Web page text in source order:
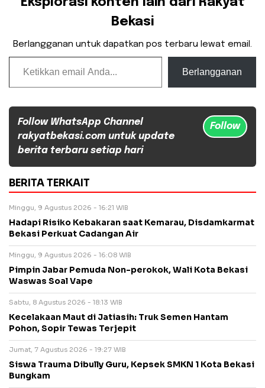
Bekasi
Berlangganan untuk dapatkan pos terbaru lewat email.
Ketikkan email Anda...
Berlangganan
Follow WhatsApp Channel
rakyatbekasi.com untuk update
berita terbaru setiap hari
Follow
BERITA TERKAIT
Minggu, 9 Agustus 2026 - 16:21 WIB
Hadapi Risiko Kebakaran saat Kemarau, Disdamkarmat
Bekasi Perkuat Cadangan Air
Minggu, 9 Agustus 2026 - 16:08 WIB
Pimpin Jabar Pemuda Non-perokok, Wali Kota Bekasi
Waswas Soal Vape
Sabtu, 8 Agustus 2026 - 18:13 WIB
Kecelakaan Maut di Jatiasih: Truk Semen Hantam
Pohon, Sopir Tewas Terjepit
Jumat, 7 Agustus 2026 - 19:27 WIB
Siswa Trauma Dibully Guru, Kepsek SMKN 1 Kota Bekasi
Bungkam